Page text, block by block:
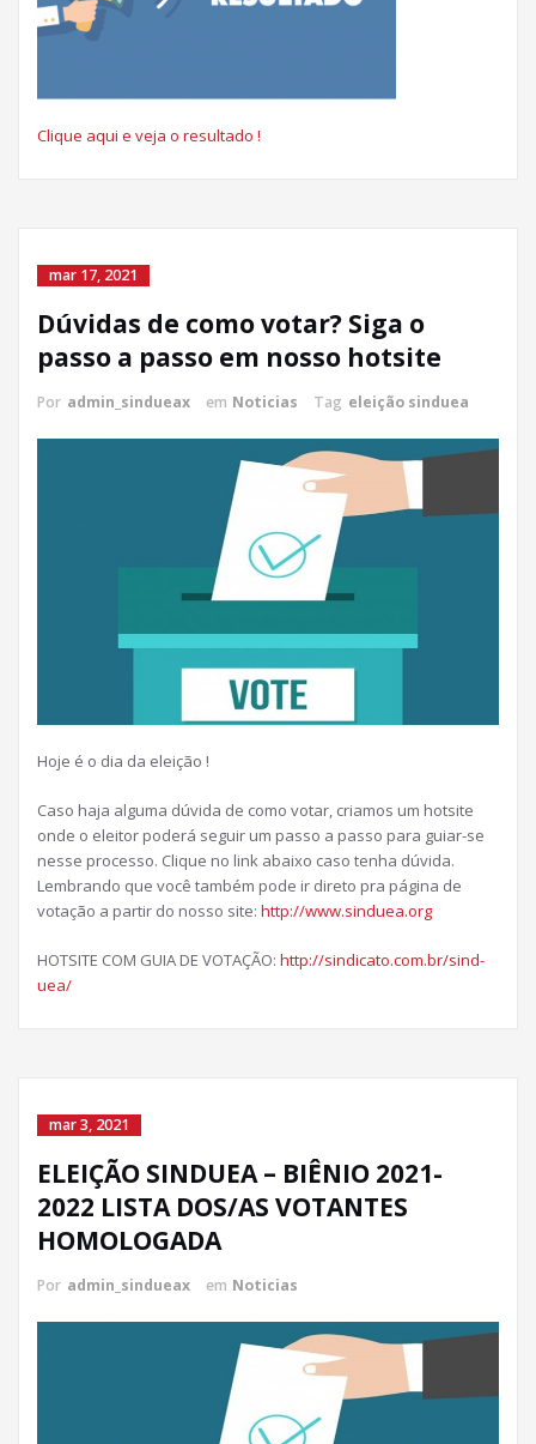
Clique aqui e veja o resultado !
mar 17, 2021
Dúvidas de como votar? Siga o
passo a passo em nosso hotsite
Por admin_sindueax em Noticias Tag eleição sinduea
Hoje é o dia da eleição !
Caso haja alguma dúvida de como votar, criamos um hotsite
onde o eleitor poderá seguir um passo a passo para guiar-se
nesse processo. Clique no link abaixo caso tenha dúvida.
Lembrando que você também pode ir direto pra página de
votação a partir do nosso site: http://www.sinduea.org
HOTSITE COM GUIA DE VOTAÇÃO: http://sindicato.com.br/sind-
uea/
mar 3, 2021
ELEIÇÃO SINDUEA – BIÊNIO 2021-
2022 LISTA DOS/AS VOTANTES
HOMOLOGADA
Por admin_sindueax em Noticias